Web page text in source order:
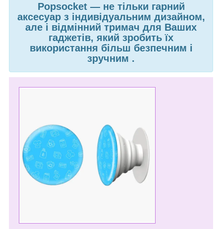
Popsocket — не тільки гарний
аксесуарз індивідуальним дизайном,
але і відмінний тримач для Ваших
гаджетів, який зробить їх
використання більш безпечним і
зручним .